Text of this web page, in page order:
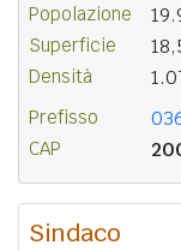
Popolazione
Superficie
Densità
Prefisso
CAP
Sindaco